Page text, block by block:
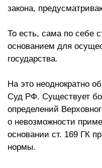
закона,
То есть, сама по себе
основанием для
государства.
На это неоднократно
Суд РФ. Существует
определений
о невозможности
основании ст. 169 ГК
нормы.